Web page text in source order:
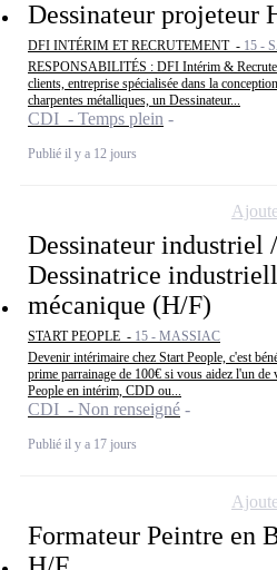
Dessinateur projeteur
DFI INTÉRIM ET RECRUTEMENT - 15 -
RESPONSABILITÉS : DFI Intérim &
clients, entreprise spécialisée dans la
charpentes métalliques, un Dessinateur...
CDI - Temps plein
Publié il y a 12 jours
Dessinateur industriel /
Dessinatrice
mécanique (H/F)
START PEOPLE - 15 - MASSIAC
Devenir intérimaire chez Start People, c'est
prime parrainage de 100€ si vous aidez l'un de
People en intérim, CDD ou...
CDI - Non renseigné
Publié il y a 17 jours
Formateur Peintre en